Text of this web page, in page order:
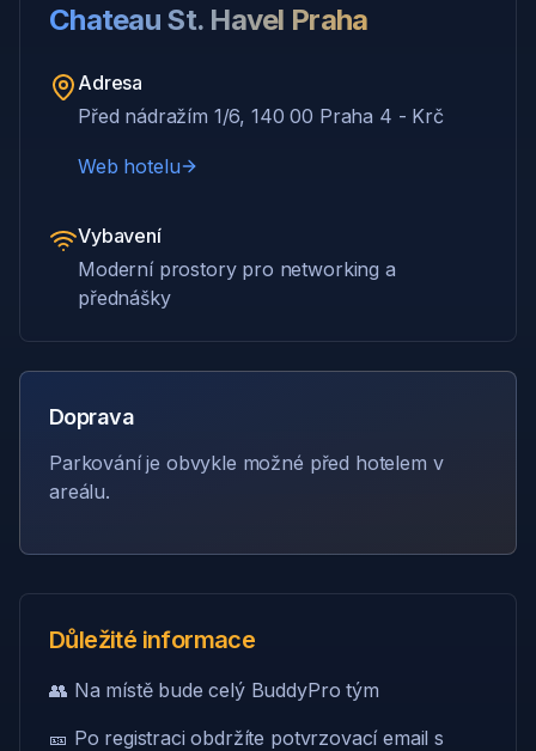
Chateau St. Havel Praha
Adresa
Před nádražím 1/6, 140 00 Praha 4 - Krč
Web hotelu
Vybavení
Moderní prostory pro networking a
přednášky
Doprava
Parkování je obvykle možné před hotelem v
areálu.
Důležité informace
👥 Na místě bude celý BuddyPro tým
🎫 Po registraci obdržíte potvrzovací email s